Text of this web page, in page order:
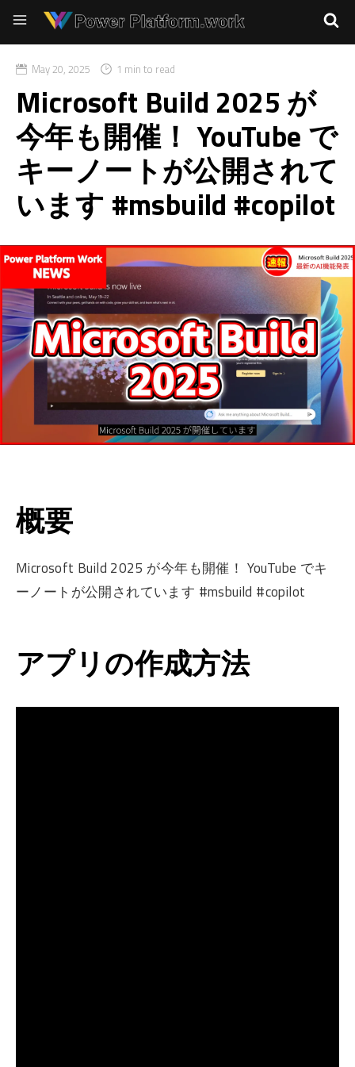
May 20, 2025 1 min to read
Microsoft Build 2025 が
今年も開催！ YouTube で
キーノートが公開されて
います #msbuild #copilot
概要
Microsoft Build 2025 が今年も開催！ YouTube でキ
ーノートが公開されています #msbuild #copilot
アプリの作成方法